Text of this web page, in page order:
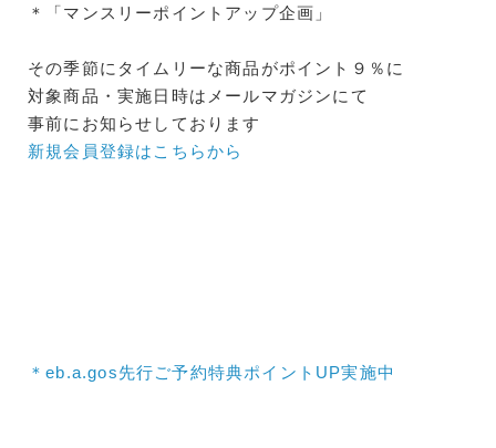
＊「マンスリーポイントアップ企画」
その季節にタイムリーな商品がポイント９％に
対象商品・実施日時はメールマガジンにて
事前にお知らせしております
新規会員登録はこちらから
＊eb.a.gos先行ご予約特典ポイントUP実施中